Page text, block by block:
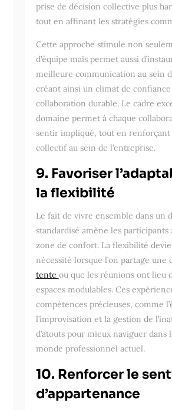
prise de décision collective plus
tout en affinant les stratégies
Cette approche stimule non
d’équipe mais permet aussi
meilleure communication au sein
créant ainsi un climat de
collaboration durable. Le cadre
domaine permet à chaque
sentir impliqué, tout en renforçant
collectif au sein de l’entreprise.
9. Favoriser
la flexibilité
Le fait de vivre ensemble dans un
standardisé amène les
zone de confort. La flexibilité
nécessité lorsque l’on partage une
tente ou que les réunions ont lieu
espaces modulables. Ces
compétences précieuses, comme
l’improvisation et la gestion de
d’atouts pour mieux naviguer dans
monde professionnel actuel.
10. Renforcer le
d’appartenance